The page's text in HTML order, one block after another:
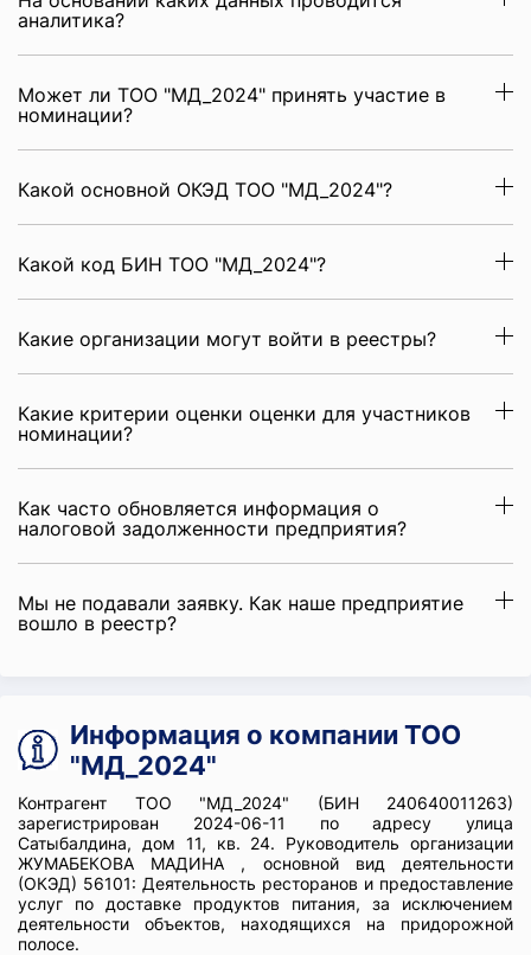
аналитика?
Может ли ТОО "МД_2024" принять участие в
номинации?
Какой основной ОКЭД ТОО "МД_2024"?
Какой код БИН ТОО "МД_2024"?
Какие организации могут войти в реестры?
Какие критерии оценки оценки для участников
номинации?
Как часто обновляется информация о
налоговой задолженности предприятия?
Мы не подавали заявку. Как наше предприятие
вошло в реестр?
Информация о компании ТОО
"МД_2024"
Контрагент ТОО "МД_2024" (БИН 240640011263)
зарегистрирован 2024-06-11 по адресу улица
Сатыбалдина, дом 11, кв. 24. Руководитель организации
ЖУМАБЕКОВА МАДИНА , основной вид деятельности
(ОКЭД) 56101: Деятельность ресторанов и предоставление
услуг по доставке продуктов питания, за исключением
деятельности объектов, находящихся на придорожной
полосе.